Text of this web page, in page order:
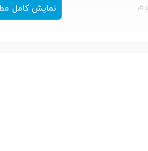
نمایش کامل